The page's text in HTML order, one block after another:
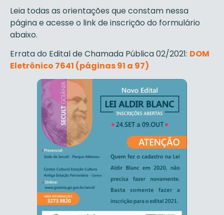
Leia todas as orientações que constam nessa
página e acesse o link de inscrição do formulário
abaixo.
Errata do Edital de Chamada Pública 02/2021: DOM
Eletrônico 7641 (páginas 91 a 97)